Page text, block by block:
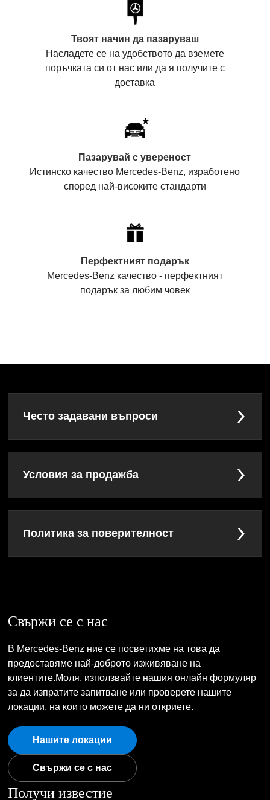
Твоят начин да пазаруваш
Насладете се на удобството да вземете
поръчката си от нас или да я получите с
доставка
Пазарувай с увереност
Истинско качество Mercedes-Benz, изработено
според най-високите стандарти
Перфектният подарък
Mercedes-Benz качество - перфектният
подарък за любим човек
Често задавани въпроси
Условия за продажба
Политика за поверителност
Свържи се с нас
В Mercedes-Benz ние се посветихме на това да
предоставяме най-доброто изживяване на
клиентите.Моля, използвайте нашия онлайн формуляр
за да изпратите запитване или проверете нашите
локации, на които можете да ни откриете.
Нашите локации
Свържи се с нас
Получи известие